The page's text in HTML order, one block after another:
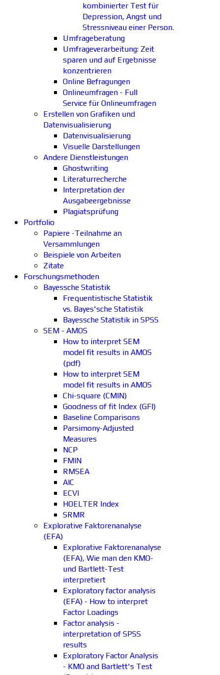
kombinierter Test für
Depression, Angst und
Stressniveau einer Person.
Umfrageberatung
Umfrageverarbeitung: Zeit
sparen und auf Ergebnisse
konzentrieren
Online Befragungen
Onlineumfragen - Full
Service für Onlineumfragen
Erstellen von Grafiken und
Datenvisualisierung
Datenvisualisierung
Visuelle Darstellungen
Andere Dienstleistungen
Ghostwriting
Literaturrecherche
Interpretation der
Ausgabeergebnisse
Plagiatsprüfung
Portfolio
Papiere -Teilnahme an
Versammlungen
Beispiele von Arbeiten
Zitate
Forschungsmethoden
Bayessche Statistik
Frequentistische Statistik
vs. Bayes'sche Statistik
Bayessche Statistik in SPSS
SEM - AMOS
How to interpret SEM
model fit results in AMOS
(pdf)
How to interpret SEM
model fit results in AMOS
Chi-square (CMIN)
Goodness of fit Index (GFI)
Baseline Comparisons
Parsimony-Adjusted
Measures
NCP
FMIN
RMSEA
AIC
ECVI
HOELTER Index
SRMR
Explorative Faktorenanalyse
(EFA)
Explorative Faktorenanalyse
(EFA), Wie man den KMO-
und Bartlett-Test
interpretiert
Exploratory factor analysis
(EFA) - How to interpret
Factor Loadings
Factor analysis -
interpretation of SPSS
results
Exploratory Factor Analysis
- KMO and Bartlett's Test